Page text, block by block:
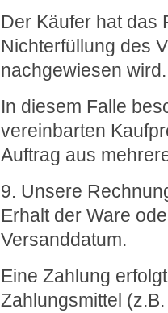
Der Käufer hat das
Nichterfüllung des
nachgewiesen wird.
In diesem Falle
vereinbarten
Auftrag aus
9. Unsere
Erhalt der Ware
Versanddatum.
Eine Zahlung
Zahlungsmittel